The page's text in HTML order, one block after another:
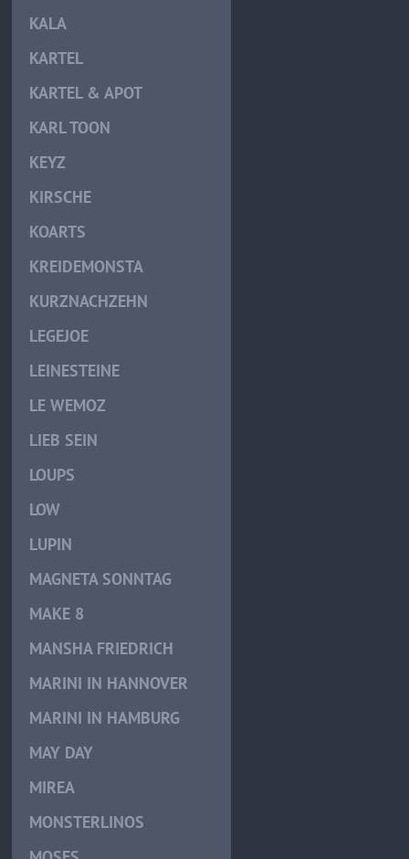
KALA
KARTEL
KARTEL & APOT
KARL TOON
KEYZ
KIRSCHE
KOARTS
KREIDEMONSTA
KURZNACHZEHN
LEGEJOE
LEINESTEINE
LE WEMOZ
LIEB SEIN
LOUPS
LOW
LUPIN
MAGNETA SONNTAG
MAKE 8
MANSHA FRIEDRICH
MARINI IN HANNOVER
MARINI IN HAMBURG
MAY DAY
MIREA
MONSTERLINOS